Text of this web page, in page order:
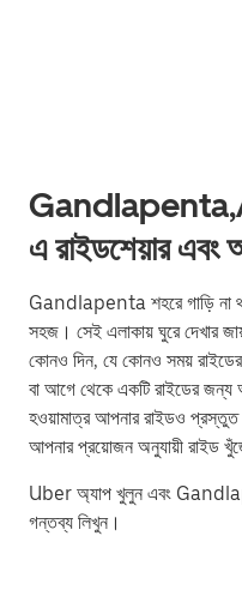
এ রাইডশেয়ার এবং
Gandlapenta শহরে গাড়ি না
সহজ। সেই এলাকায় ঘুরে দেখার
কোনও দিন, যে কোনও সময়
বা আগে থেকে একটি রাইডের জন্য
হওয়ামাত্র আপনার রাইডও প্রস্তুত
আপনার প্রয়োজন অনুযায়ী রাইড
Uber অ্যাপ খুলুন এবং
গন্তব্য লিখুন।